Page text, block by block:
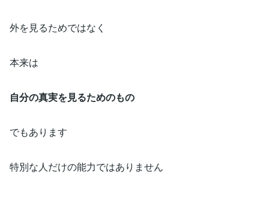
外を見るためではなく
本来は
自分の真実を見るためのもの
でもあります
特別な人だけの能力ではありません